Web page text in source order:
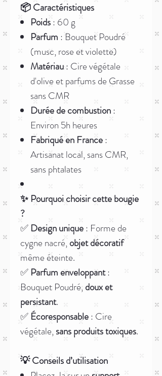
📦 Caractéristiques
Poids: 60 g
Parfum : Bouquet Poudré
(musc, rose et violette)
Matériau: Cire végétale
d'olive et parfums de Grasse
sans CMR
Durée de combustion:
Environ 5h heures
Fabriqué en France:
Artisanat local, sans CMR,
sans phtalates
✨ Pourquoi choisir cette bougie
?
✅ Design unique: Forme de
cygne nacré,objet décoratif
même éteinte.
✅ Parfum enveloppant:
Bouquet Poudré,doux et
persistant.
✅ Écoresponsable: Cire
végétale,sans produits toxiques.
💡 Conseils d’utilisation